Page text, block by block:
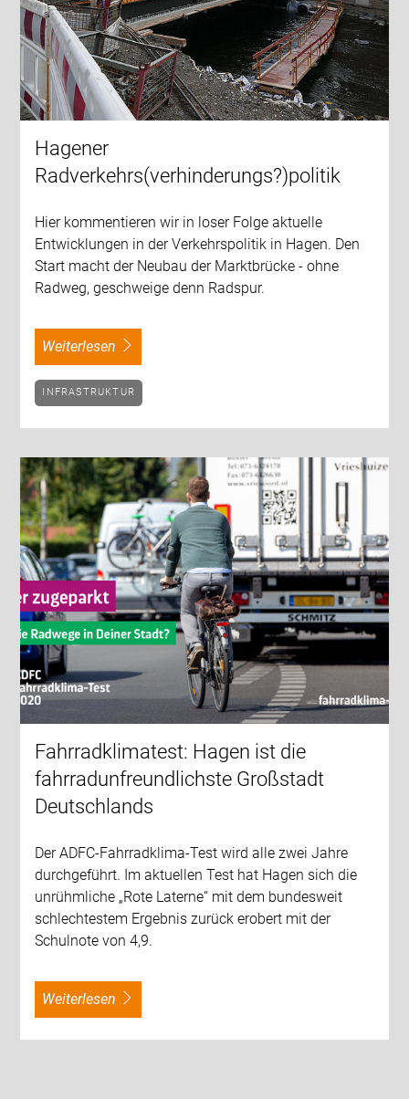
Hagener
Radverkehrs(verhinderungs?)politik
Hier kommentieren wir in loser Folge aktuelle
Entwicklungen in der Verkehrspolitik in Hagen. Den
Start macht der Neubau der Marktbrücke - ohne
Radweg, geschweige denn Radspur.
weiterlesen
INFRASTRUKTUR
Fahrradklimatest: Hagen ist die
fahrradunfreundlichste Großstadt
Deutschlands
Der ADFC-Fahrradklima-Test wird alle zwei Jahre
durchgeführt. Im aktuellen Test hat Hagen sich die
unrühmliche „Rote Laterne“ mit dem bundesweit
schlechtestem Ergebnis zurück erobert mit der
Schulnote von 4,9.
weiterlesen